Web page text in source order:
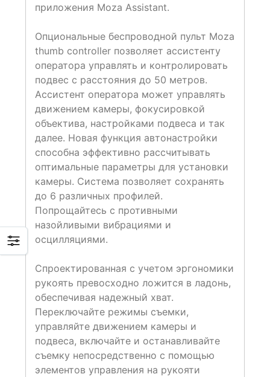
приложения Moza Assistant.
Опциональные беспроводной пульт Moza
thumb controller позволяет ассистенту
оператора управлять и контролировать
подвес с расстояния до 50 метров.
Ассистент оператора может управлять
движением камеры, фокусировкой
объектива, настройками подвеса и так
далее. Новая функция автонастройки
способна эффективно рассчитывать
оптимальные параметры для установки
камеры. Система позволяет сохранять
до 6 различных профилей.
Попрощайтесь с противными
назойливыми вибрациями и
осцилляциями.
Спроектированная с учетом эргономики
рукоять превосходно ложится в ладонь,
обеспечивая надежный хват.
Переключайте режимы съемки,
управляйте движением камеры и
подвеса, включайте и останавливайте
съемку непосредственно с помощью
элементов управления на рукояти